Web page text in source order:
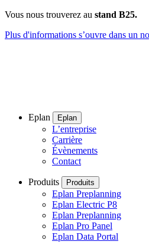
Vous nous trouverez au stand B25.
Plus d'informations s’ouvre dans un
Eplan Eplan
L’entreprise
Carrière
Évènements
Contact
Produits Produits
Eplan Preplanning
Eplan Electric P8
Eplan Preplanning
Eplan Pro Panel
Eplan Data Portal